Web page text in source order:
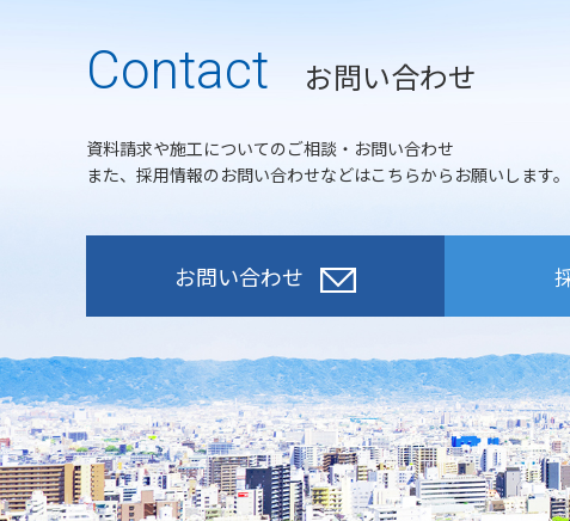
Contact お問い合わせ
資料請求や施工についてのご相談・お問い合わせ
また、採用情報のお問い合わせなどはこちらからお願いします。
お問い合わせ